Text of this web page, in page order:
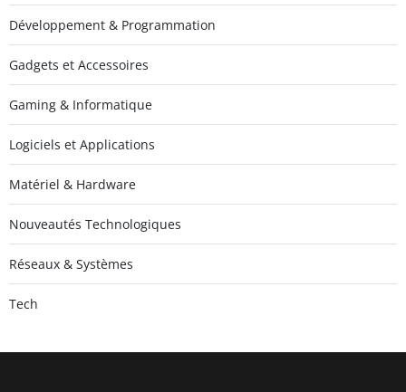
Développement & Programmation
Gadgets et Accessoires
Gaming & Informatique
Logiciels et Applications
Matériel & Hardware
Nouveautés Technologiques
Réseaux & Systèmes
Tech